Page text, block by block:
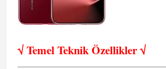
√ Temel Teknik Özellikler √